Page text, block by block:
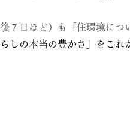
７日ほど）も「住環境に
しの本当の豊かさ」をこれ